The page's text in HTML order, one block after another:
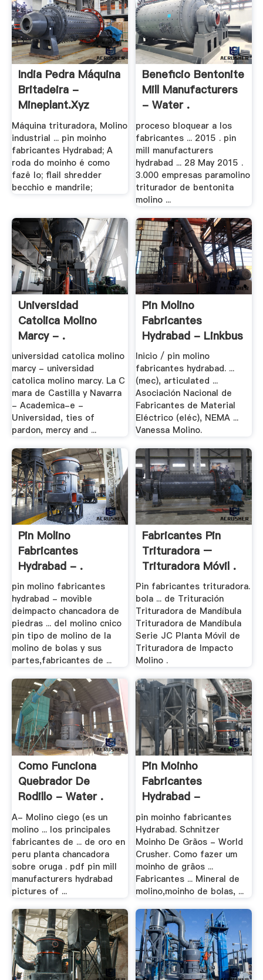
India Pedra Máquina
Britadeira -
Mineplant.xyz
Máquina trituradora, Molino
industrial ... pin moinho
fabricantes Hydrabad; A
roda do moinho é como
fazê lo; flail shredder
becchio e mandrile;
Beneficio Bentonite
Mill Manufacturers
- Water .
proceso bloquear a los
fabricantes ... 2015 . pin
mill manufacturers
hydrabad ... 28 May 2015 .
3.000 empresas paramolino
triturador de bentonita
molino ...
Universidad
Catolica Molino
Marcy - .
universidad catolica molino
marcy - universidad
catolica molino marcy. La C
mara de Castilla y Navarra
- Academica-e -
Universidad, ties of
pardon, mercy and ...
Pin Molino
Fabricantes
Hydrabad - Linkbus
Inicio / pin molino
fabricantes hydrabad. ...
(mec), articulated ...
Asociación Nacional de
Fabricantes de Material
Eléctrico (eléc), NEMA ...
Vanessa Molino.
Pin Molino
Fabricantes
Hydrabad - .
pin molino fabricantes
hydrabad - movible
deimpacto chancadora de
piedras ... del molino cnico
pin tipo de molino de la
molino de bolas y sus
partes,fabricantes de ...
Fabricantes Pin
Trituradora –
Trituradora Móvil .
Pin fabricantes trituradora.
bola ... de Trituración
Trituradora de Mandíbula
Trituradora de Mandíbula
Serie JC Planta Móvil de
Trituradora de Impacto
Molino .
Como Funciona
Quebrador De
Rodillo - Water .
A- Molino ciego (es un
molino ... los principales
fabricantes de ... de oro en
peru planta chancadora
sobre oruga . pdf pin mill
manufacturers hydrabad
pictures of ...
Pin Moinho
Fabricantes
Hydrabad -
Stonemill.xyz
pin moinho fabricantes
Hydrabad. Schnitzer
Moinho De Grãos - World
Crusher. Como fazer um
moinho de grãos ...
Fabricantes ... Mineral de
molino,moinho de bolas, ...